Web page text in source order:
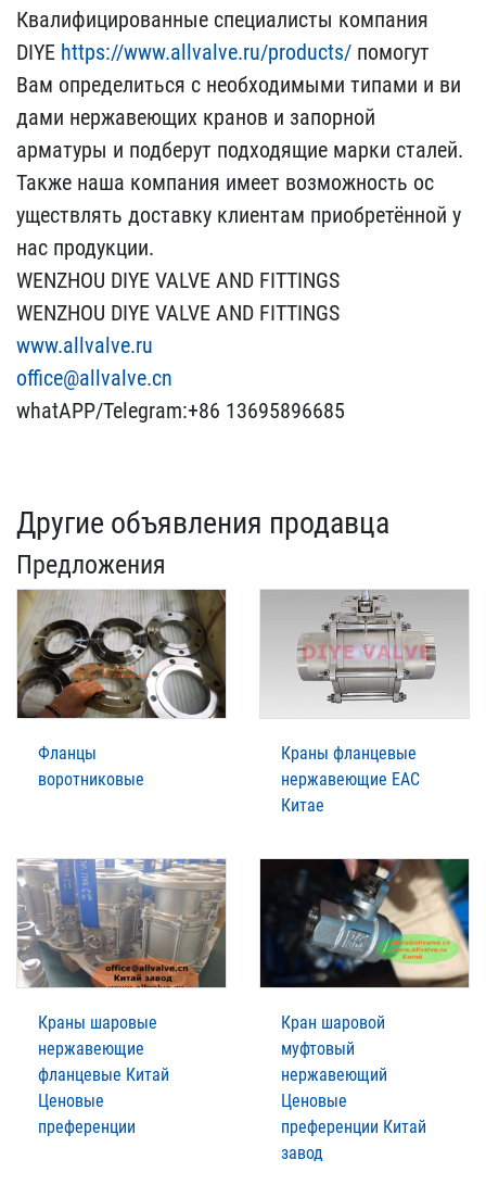
Квалифици​рованные специалисты ком​пания
DIYE https://www.a​llvalve.ru/products/ пом​огут
Вам определиться с ​необходимыми типами и ви​
дами нержавеющих кранов ​и запорной
арматуры и по​дберут подходящие марки ​сталей.
Также наша компа​ния имеет возможность ос​
уществлять доставку клие​нтам приобретённой у
нас​ продукции.
WENZHOU DIYE​ VALVE AND FITTINGS
WENZ​HOU DIYE VALVE AND FITTI​NGS
www.allvalve.ru
offi​ce@allvalve.cn
whatAPP/T​elegram:+86 13695896685
Другие объявления продавца
Предложения
Фланцы
воротниковые
Краны фланцевые
нержавеющие EAC
Китае
Краны шаровые
нержавеющие
фланцевые Китай
Ценовые
преференции
Кран шаровой
муфтовый
нержавеющий
Ценовые
преференции Китай
завод